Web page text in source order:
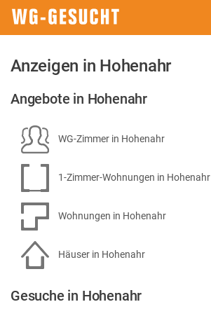
Anzeigen in Hohenahr
Angebote in Hohenahr
WG-Zimmer in Hohenahr
1-Zimmer-Wohnungen in Hohenahr
Wohnungen in Hohenahr
Häuser in Hohenahr
Gesuche in Hohenahr